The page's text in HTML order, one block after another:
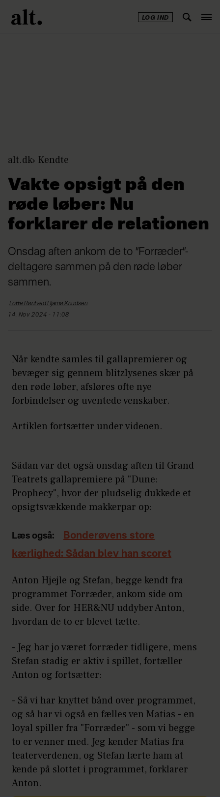
LOG IND
alt.dk Kendte
Vakte opsigt på den
røde løber: Nu
forklarer de relationen
Onsdag aften ankom de to ”Forræder”-
deltagere sammen på den røde løber
sammen.
Lotte Røntved HjarnøKnudsen
14. Nov 2024 - 11:08
Når kendte samles til gallapremierer og
bevæger sig gennem blitzlysenes skær på
den røde løber, afsløres ofte nye
forbindelser og uventede venskaber.
Artiklen fortsætter under videoen.
Sådan var det også onsdag aften til Grand
Teatrets gallapremiere på "Dune:
Prophecy", hvor der pludselig dukkede et
opsigtsvækkende makkerpar op:
Læs også:
Bonderøvens store
kærlighed: Sådan blev han scoret
Anton Hjejle og Stefan, begge kendt fra
programmet Forræder, ankom side om
side. Over for HER&NU uddyber Anton,
hvordan de to er blevet tætte.
- Jeg har jo været forræder tidligere, mens
Stefan stadig er aktiv i spillet, fortæller
Anton og fortsætter:
- Så vi har knyttet bånd over programmet,
og så har vi også en fælles ven Matias - en
loyal spiller fra "Forræder" - som vi begge
to er venner med. Jeg kender Matias fra
teaterverdenen, og Stefan lærte ham at
kende på slottet i programmet, forklarer
Anton.